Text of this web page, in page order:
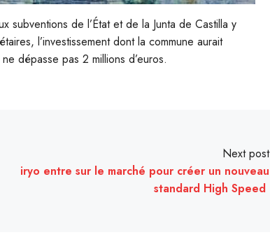
de l’État et de la Junta de Castilla y
l’investissement dont la commune aurait
dépasse pas 2 millions d’euros.
Next post
iryo entre sur le marché pour créer un nouveau
standard High Speed ​​​​